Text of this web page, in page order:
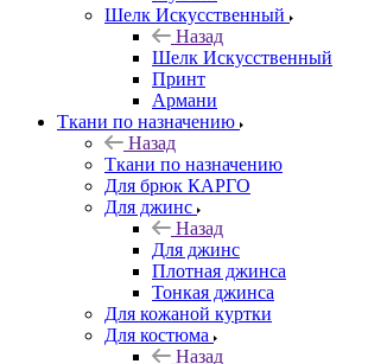
Шелк Искусственный
Назад
Шелк Искусственный
Принт
Армани
Ткани по назначению
Назад
Ткани по назначению
Для брюк КАРГО
Для джинс
Назад
Для джинс
Плотная джинса
Тонкая джинса
Для кожаной куртки
Для костюма
Назад